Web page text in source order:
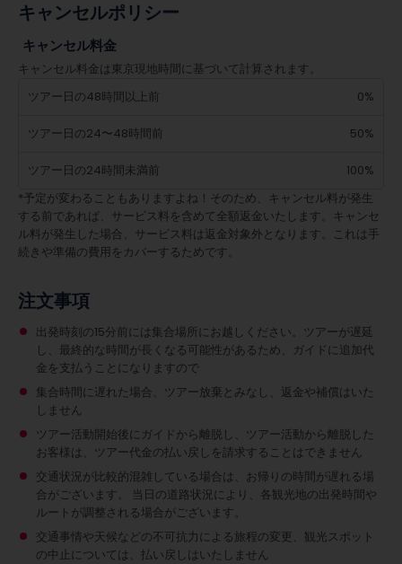
キャンセルポリシー
キャンセル料金
キャンセル料金は東京現地時間に基づいて計算されます。
ツアー日の48時間以上前
0%
ツアー日の24〜48時間前 50%
ツアー日の24時間未満前
100%
*予定が変わることもありますよね！そのため、キャンセル料が発生
する前であれば、サービス料を含めて全額返金いたします。キャンセ
ル料が発生した場合、サービス料は返金対象外となります。これは手
続きや準備の費用をカバーするためです。
注文事項
出発時刻の15分前には集合場所にお越しください。ツアーが遅延
し、最終的な時間が長くなる可能性があるため、ガイドに追加代
金を支払うことになりますので
集合時間に遅れた場合、ツアー放棄とみなし、返金や補償はいた
しません
ツアー活動開始後にガイドから離脱し、ツアー活動から離脱した
お客様は、ツアー代金の払い戻しを請求することはできません
交通状況が比較的混雑している場合は、お帰りの時間が遅れる場
合がございます。 当日の道路状況により、各観光地の出発時間や
ルートが調整される場合がございます。
交通事情や天候などの不可抗力による旅程の変更、観光スポット
の中止については、払い戻しはいたしません